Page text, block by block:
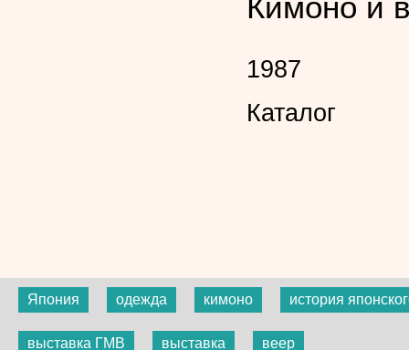
1987
Каталог
Япония одежда кимоно история
выставка ГМВ выставка веер